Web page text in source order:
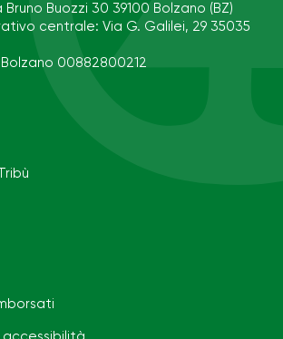
Buozzi 30 39100 Bolzano (BZ)
centrale: Via G. Galilei, 29 35035
00882800212
accessibilità